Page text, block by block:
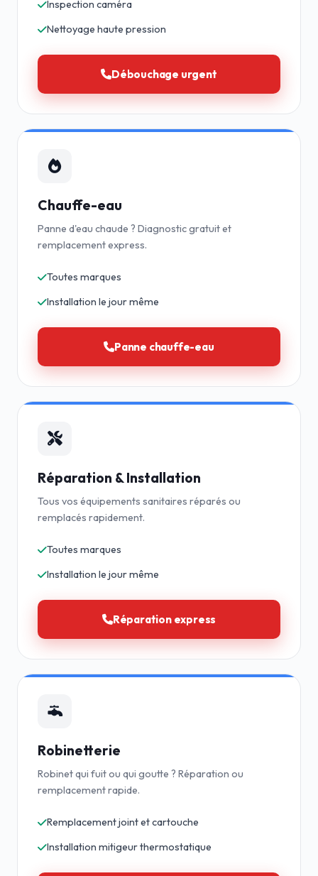
Inspection caméra
Nettoyage haute pression
Débouchage urgent
Chauffe-eau
Panne d'eau chaude ? Diagnostic gratuit et
remplacement express.
Toutes marques
Installation le jour même
Panne chauffe-eau
Réparation & Installation
Tous vos équipements sanitaires réparés ou
remplacés rapidement.
Toutes marques
Installation le jour même
Réparation express
Robinetterie
Robinet qui fuit ou qui goutte ? Réparation ou
remplacement rapide.
Remplacement joint et cartouche
Installation mitigeur thermostatique